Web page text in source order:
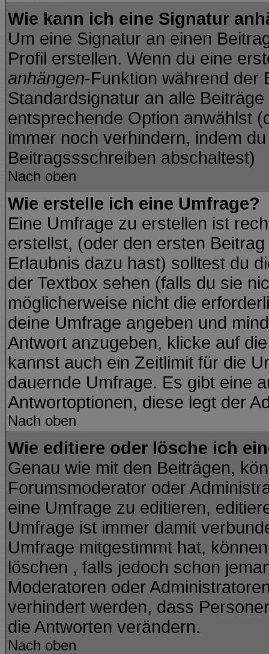
Wie kann ich eine Signatur
Um eine Signatur an einen
Profil erstellen. Wenn du eine
anhängen-Funktion während der
Standardsignatur an alle
entsprechende Option anwählst
immer noch verhindern, indem
Beitragssschreiben abschaltest)
Nach oben
Wie erstelle ich eine Umfrage?
Eine Umfrage zu erstellen ist
erstellst, (oder den ersten
Erlaubnis dazu hast) solltest du
der Textbox sehen (falls du sie
möglicherweise nicht die
deine Umfrage angeben und
Antwort anzugeben, klicke auf
kannst auch ein Zeitlimit für die
dauernde Umfrage. Es gibt eine
Antwortoptionen, diese legt der
Nach oben
Wie editiere oder lösche ich
Genau wie mit den Beiträgen,
Forumsmoderator oder
eine Umfrage zu editieren,
Umfrage ist immer damit
Umfrage mitgestimmt hat,
löschen , falls jedoch schon
Moderatoren oder
verhindert werden, dass
die Antworten verändern.
Nach oben